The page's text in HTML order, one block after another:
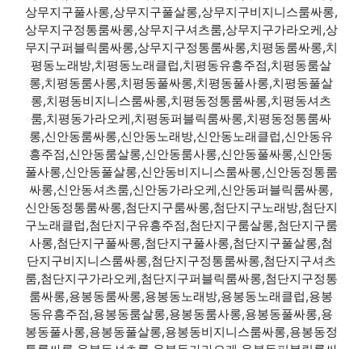
상무지구풀사롱,상무지구풀살롱,상무지구비지니스룸싸롱,
상무지구정통룸싸롱,상무지구셔츠룸,상무지구가라오케,상
무지구퍼블릭룸싸롱,상무지구정통룸싸롱,치평동룸싸롱,치
평동노래방,치평동노래클럽,치평동유흥주점,치평동룸살
롱,치평동룸사롱,치평동풀싸롱,치평동풀사롱,치평동풀살
롱,치평동비지니스룸싸롱,치평동정통룸싸롱,치평동셔츠
룸,치평동가라오케,치평동퍼블릭룸싸롱,치평동정통룸싸
롱,신안동룸싸롱,신안동노래방,신안동노래클럽,신안동유
흥주점,신안동룸살롱,신안동룸사롱,신안동풀싸롱,신안동
풀사롱,신안동풀살롱,신안동비지니스룸싸롱,신안동정통룸
싸롱,신안동셔츠룸,신안동가라오케,신안동퍼블릭룸싸롱,
신안동정통룸싸롱,첨단지구룸싸롱,첨단지구노래방,첨단지
구노래클럽,첨단지구유흥주점,첨단지구룸살롱,첨단지구룸
사롱,첨단지구풀싸롱,첨단지구풀사롱,첨단지구풀살롱,첨
단지구비지니스룸싸롱,첨단지구정통룸싸롱,첨단지구셔츠
룸,첨단지구가라오케,첨단지구퍼블릭룸싸롱,첨단지구정통
룸싸롱,용봉동룸싸롱,용봉동노래방,용봉동노래클럽,용봉
동유흥주점,용봉동룸살롱,용봉동룸사롱,용봉동풀싸롱,용
봉동풀사롱,용봉동풀살롱,용봉동비지니스룸싸롱,용봉동정